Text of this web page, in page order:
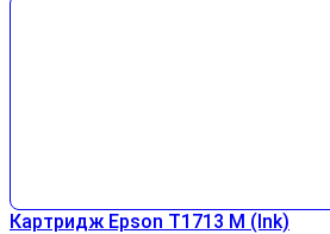
Картридж Epson T1713 М (Ink)